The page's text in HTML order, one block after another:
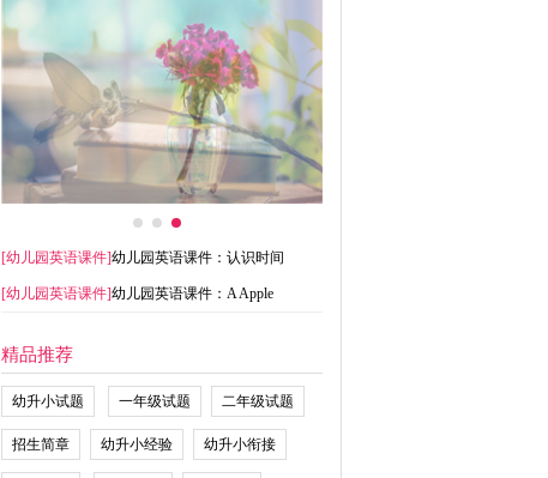
[幼儿园英语课件]幼儿园英语课件：认识时间
[幼儿园英语课件]幼儿园英语课件：A Apple
精品推荐
幼升小试题 一年级试题 二年级试题
招生简章 幼升小经验 幼升小衔接